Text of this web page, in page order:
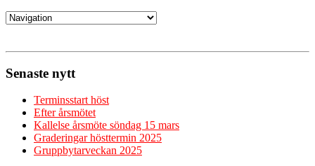
Senaste nytt
Terminsstart höst
Efter årsmötet
Kallelse årsmöte söndag 15 mars
Graderingar hösttermin 2025
Gruppbytarveckan 2025